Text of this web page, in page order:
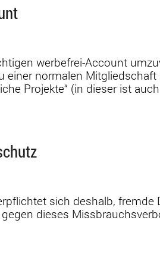
werbefrei-Account
einer normalen
Projekte“ (in dieser ist
sich deshalb, fremde
dieses